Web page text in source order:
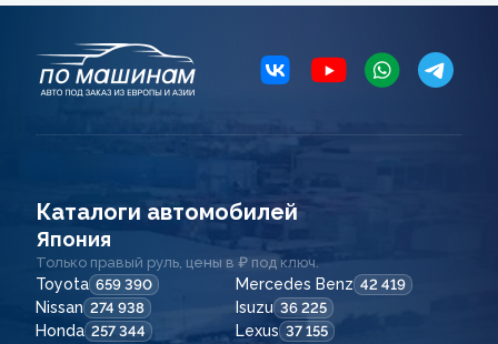
Каталоги автомобилей
Япония
Только правый руль, цены в ₽ под ключ.
Toyota 659 390 Mercedes Benz 42 419
Nissan 274 938 Isuzu 36 225
Honda 257 344 Lexus 37 155